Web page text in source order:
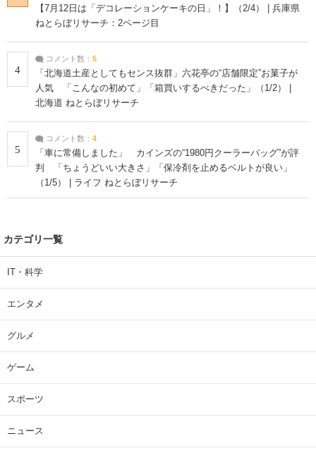
【7月12日は「デコレーションケーキの日」！】（2/4） | 兵庫県
ねとらぼリサーチ：2ページ目
4
コメント数： 5
「北海道土産としてもセンス抜群」六花亭の“店舗限定”お菓子が
人気 「こんなの初めて」「箱買いするべきだった」（1/2） |
北海道 ねとらぼリサーチ
5
コメント数： 4
「車に常備しました」 カインズの“1980円クーラーバッグ”が評
判 「ちょうどいい大きさ」「保冷剤を止めるベルトが良い」
（1/5） | ライフ ねとらぼリサーチ
カテゴリ一覧
IT・科学
エンタメ
グルメ
ゲーム
スポーツ
ニュース